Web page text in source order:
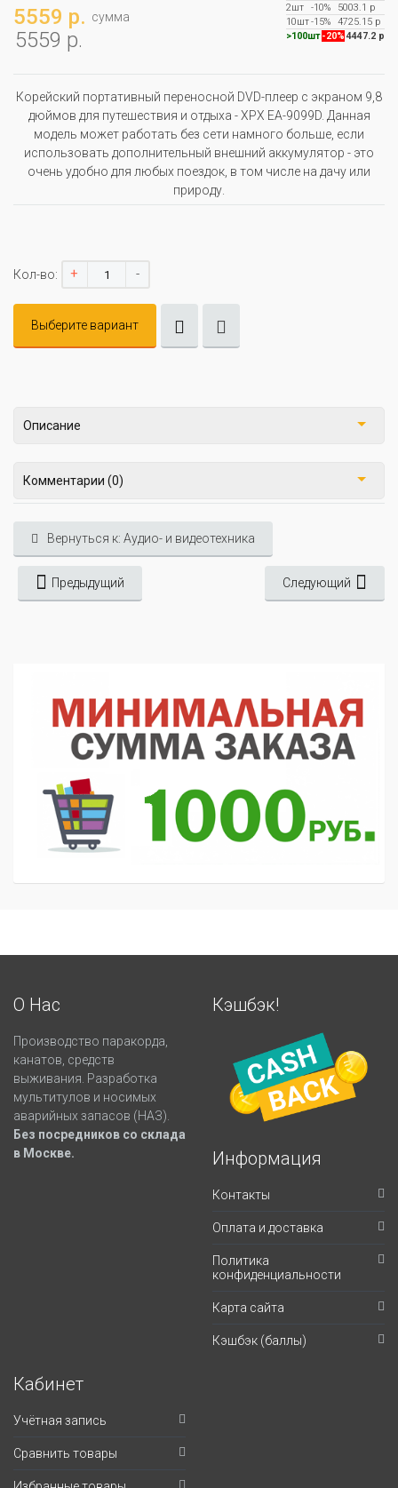
5559 р. сумма
5559 р.
2шт
-10%
5003.1 р
10шт-15%
4725.15 р
>100шт -20% 4447.2 р
Корейский портативный переносной DVD-плеер с экраном 9,8
дюймов для путешествия и отдыха - XPX EA-9099D. Данная
модель может работать без сети намного больше, если
использовать дополнительный внешний аккумулятор - это
очень удобно для любых поездок, в том числе на дачу или
природу.
Кол-во: + -
Выберите вариант
Описание
Комментарии (0)
Вернуться к: Аудио- и видеотехника
Предыдущий Следующий
О Нас
Производство паракорда,
канатов, средств
выживания. Разработка
мультитулов и носимых
аварийных запасов (НАЗ).
Без посредников со склада
в Москве.
Кэшбэк!
Информация
Контакты
Оплата и доставка
Политика
конфиденциальности
Карта сайта
Кэшбэк (баллы)
Кабинет
Учётная запись
Сравнить товары